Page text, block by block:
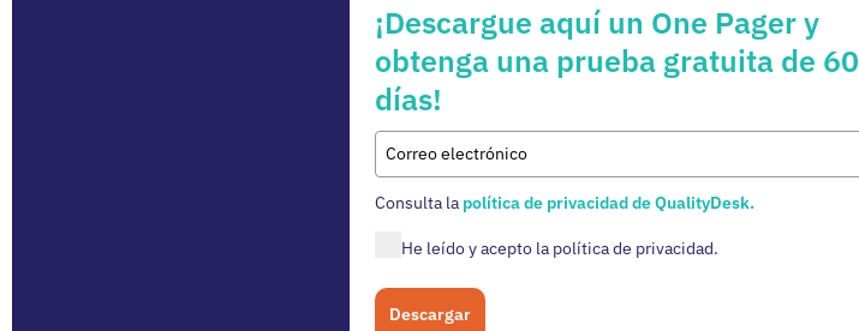
¡Descargue aquí un One Pager y
obtenga una prueba gratuita de 60
días!
Consulta la política de privacidad de QualityDesk.
He leído y acepto la política de privacidad.
Descargar